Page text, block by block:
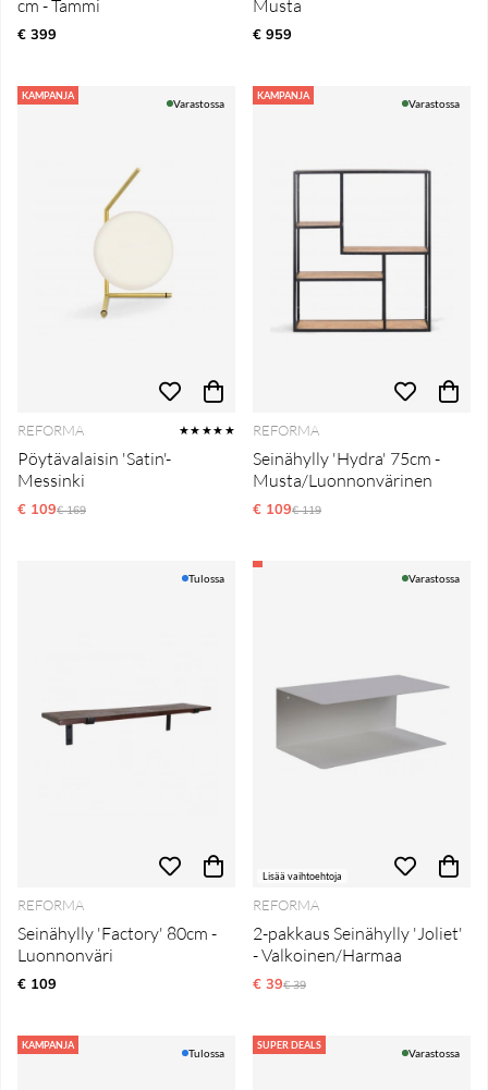
cm - Tammi
€ 399
Musta
€ 959
KAMPANJA
Varastossa
REFORMA ★★★★★
Pöytävalaisin 'Satin'-
Messinki
€ 109Normaali hinta
€ 169
KAMPANJA
Varastossa
REFORMA
Seinähylly 'Hydra' 75cm -
Musta/Luonnonvärinen
€ 109Normaali hinta
€ 119
Tulossa
REFORMA
Seinähylly 'Factory' 80cm -
Luonnonväri
€ 109
Lisää vaihtoehtoja
Varastossa
REFORMA
2-pakkaus Seinähylly 'Joliet'
- Valkoinen/Harmaa
€ 39Normaali hinta
€ 39
KAMPANJA
Tulossa
SUPER DEALS
Varastossa